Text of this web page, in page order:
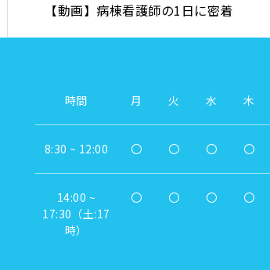
【動画】病棟看護師の1日に密着
時間 月 火 水 木
8:30 ~ 12:00 〇 〇 〇 〇
14:00 ~
17:30（土:17
時）
〇 〇 〇 〇